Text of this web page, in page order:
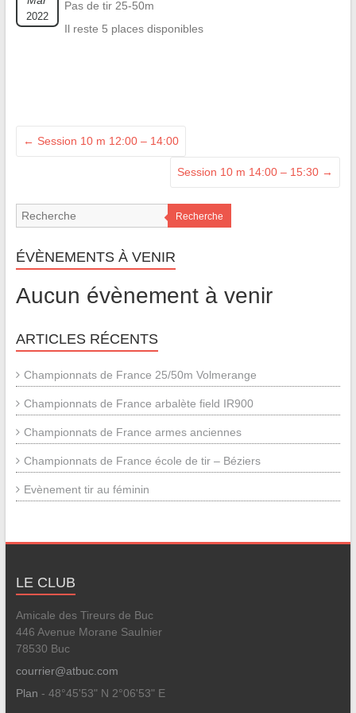
2022
Pas de tir 25-50m
Il reste 5 places disponibles
← Session 10 m 12:00 – 14:00
Session 10 m 14:00 – 15:30 →
Recherche
ÉVÈNEMENTS À VENIR
Aucun évènement à venir
ARTICLES RÉCENTS
Championnats de France 25/50m Volmerange
Championnats de France arbalète field IR900
Championnats de France armes anciennes
Championnats de France école de tir – Béziers
Evènement tir au féminin
LE CLUB
Amicale des Tireurs de Buc
446 Avenue Morane Saulnier
78530 Buc
courrier@atbuc.com
Plan - 48°45'53" N 2°06'53" E